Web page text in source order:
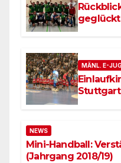
geglückt
MÄNL. E-
NEWS
Mini-Handball:
(Jahrgang 2018/19)